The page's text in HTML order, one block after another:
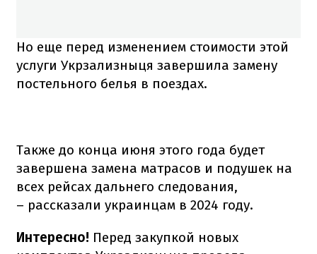
Но еще перед изменением стоимости этой
услуги Укрзализныця завершила замену
постельного белья в поездах.
Также до конца июня этого года будет
завершена замена матрасов и подушек на
всех рейсах дальнего следования,
– рассказали украинцам в 2024 году.
Интересно! Перед закупкой новых